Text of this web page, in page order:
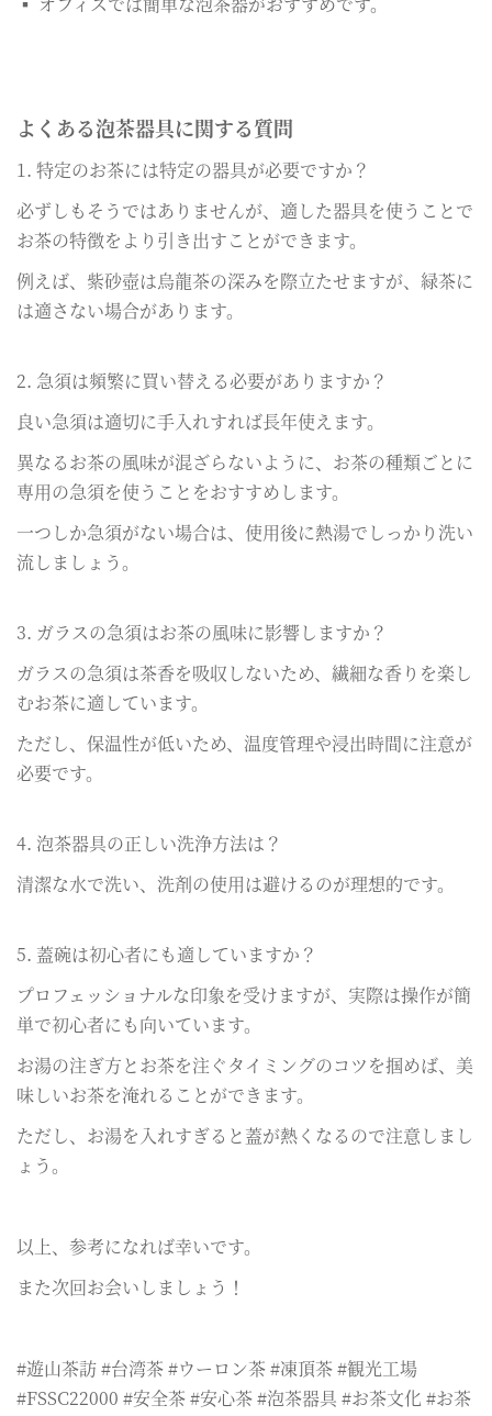
よくある泡茶器具に関する質問
1. 特定のお茶には特定の器具が必要ですか？
必ずしもそうではありませんが、適した器具を使うことで
お茶の特徴をより引き出すことができます。
例えば、紫砂壺は烏龍茶の深みを際立たせますが、緑茶に
は適さない場合があります。
2. 急須は頻繁に買い替える必要がありますか？
良い急須は適切に手入れすれば長年使えます。
異なるお茶の風味が混ざらないように、お茶の種類ごとに
専用の急須を使うことをおすすめします。
一つしか急須がない場合は、使用後に熱湯でしっかり洗い
流しましょう。
3. ガラスの急須はお茶の風味に影響しますか？
ガラスの急須は茶香を吸収しないため、繊細な香りを楽し
むお茶に適しています。
ただし、保温性が低いため、温度管理や浸出時間に注意が
必要です。
4. 泡茶器具の正しい洗浄方法は？
清潔な水で洗い、洗剤の使用は避けるのが理想的です。
5. 蓋碗は初心者にも適していますか？
プロフェッショナルな印象を受けますが、実際は操作が簡
単で初心者にも向いています。
お湯の注ぎ方とお茶を注ぐタイミングのコツを掴めば、美
味しいお茶を淹れることができます。
ただし、お湯を入れすぎると蓋が熱くなるので注意しまし
ょう。
以上、参考になれば幸いです。
また次回お会いしましょう！
#遊山茶訪 #台湾茶 #ウーロン茶 #凍頂茶 #観光工場
#FSSC22000 #安全茶 #安心茶 #泡茶器具 #お茶文化 #お茶